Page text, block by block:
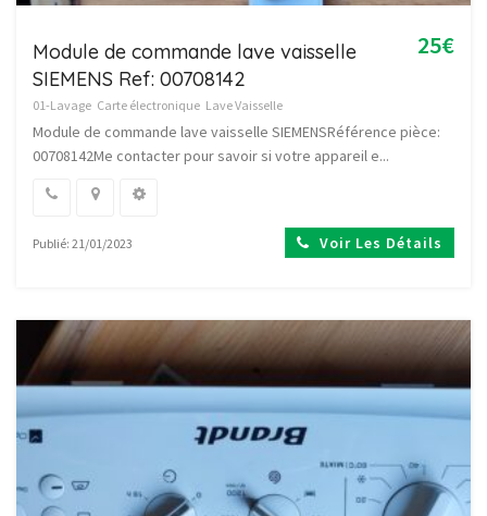
25€
Module de commande lave vaisselle
SIEMENS Ref: 00708142
01-Lavage Carte électronique Lave Vaisselle
Module de commande lave vaisselle SIEMENSRéférence pièce:
00708142Me contacter pour savoir si votre appareil e...
Publié: 21/01/2023 Voir Les Détails